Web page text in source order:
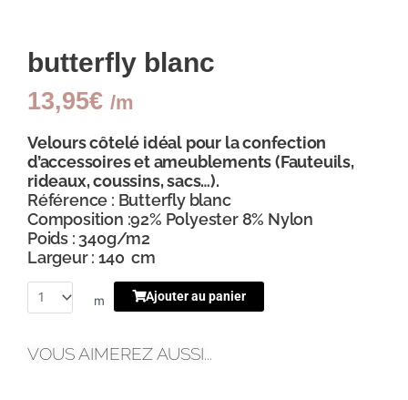
butterfly blanc
13,95€ /m
Velours côtelé idéal pour la confection
d’accessoires et ameublements (Fauteuils,
rideaux, coussins, sacs…).
Référence : Butterfly blanc
Composition :92% Polyester 8% Nylon
Poids : 340g/m2
Largeur : 140 cm
m Ajouter au panier
VOUS AIMEREZ AUSSI...